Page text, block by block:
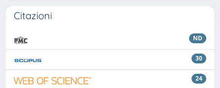
Citazioni
ND
30
24